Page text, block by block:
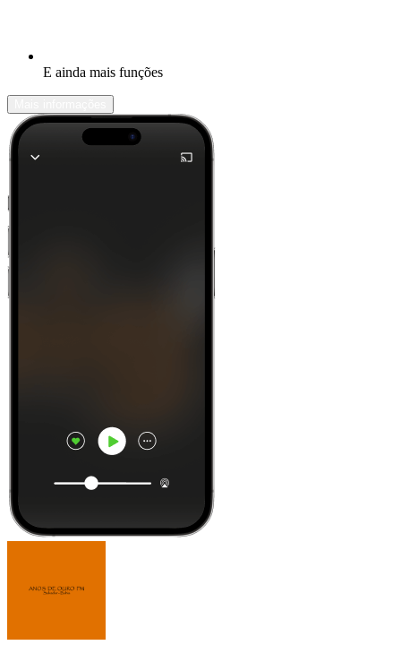
E ainda mais funções